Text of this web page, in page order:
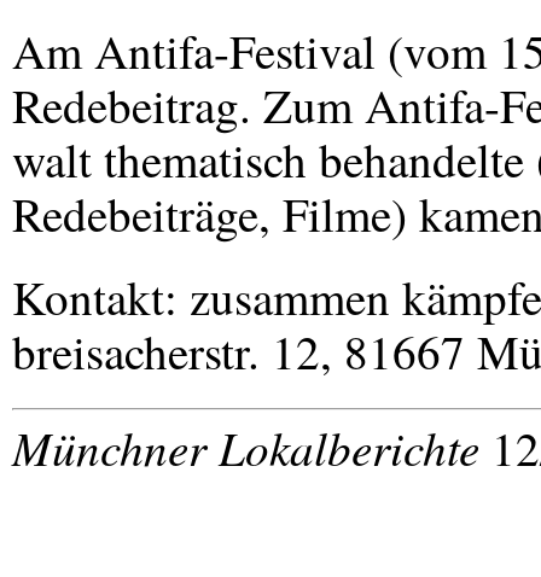
Am Antifa-Festival (vom
Redebeitrag. Zum Antifa-
walt thematisch
Redebeiträge, Filme)
Kontakt: zusammen
breisacherstr. 12, 81667
Münchner Lokalberichte